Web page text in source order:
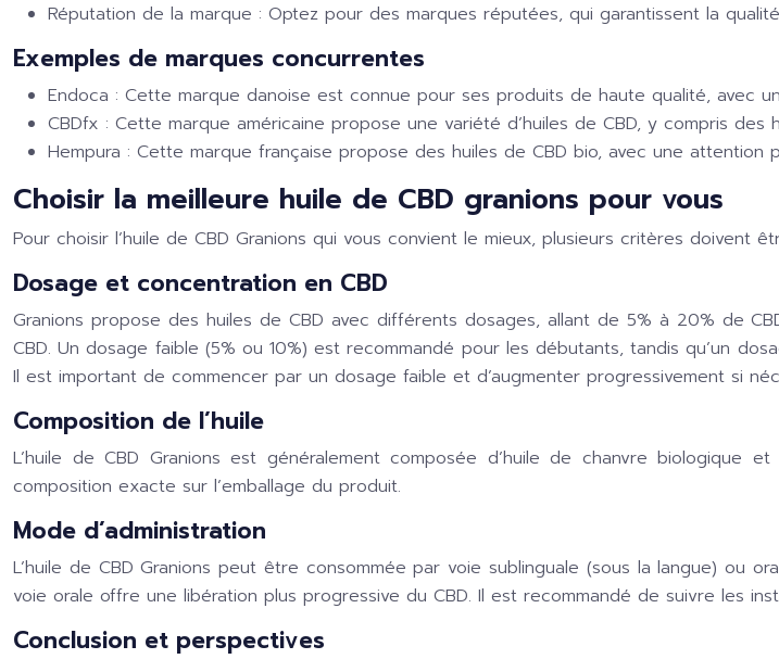
Réputation de la marque : Optez pour des marques réputées, qui garantissent la
Exemples de marques concurrentes
Endoca : Cette marque danoise est connue pour ses produits de haute qualité, avec
CBDfx : Cette marque américaine propose une variété d’huiles de CBD, y compris
Hempura : Cette marque française propose des huiles de CBD bio, avec une attention
Choisir la meilleure huile de CBD granions pour vous
Pour choisir l’huile de CBD Granions qui vous convient le mieux, plusieurs critères doivent
Dosage et concentration en CBD
Granions propose des huiles de CBD avec différents dosages, allant de 5% à 20% de
CBD. Un dosage faible (5% ou 10%) est recommandé pour les débutants, tandis qu’un
Il est important de commencer par un dosage faible et d’augmenter progressivement si
Composition de l’huile
L’huile de CBD Granions est généralement composée d’huile de chanvre
composition exacte sur l’emballage du produit.
Mode d’administration
L’huile de CBD Granions peut être consommée par voie sublinguale (sous la langue) ou
voie orale offre une libération plus progressive du CBD. Il est recommandé de suivre les
Conclusion et perspectives